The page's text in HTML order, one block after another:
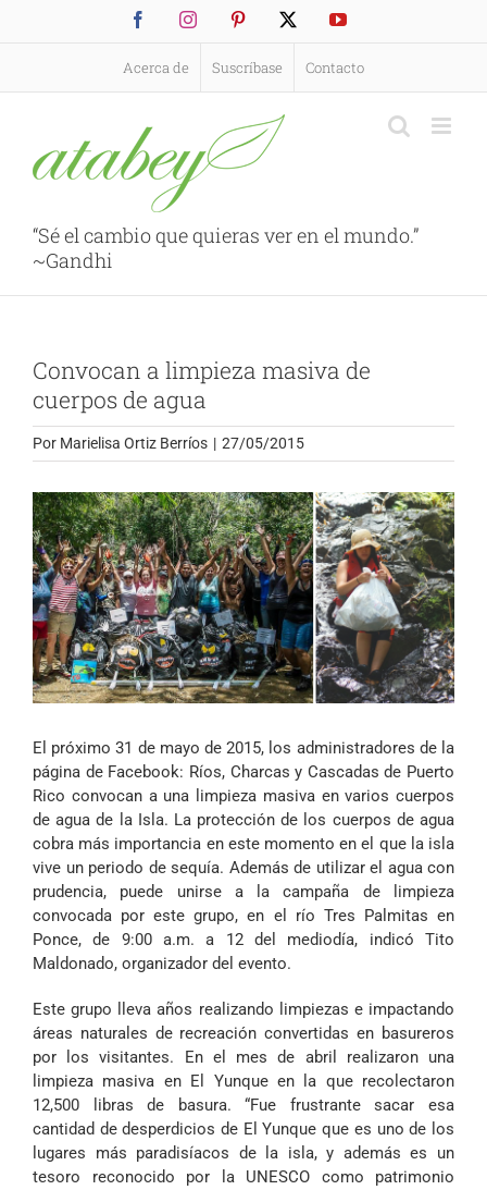
FacebookInstagramPinterest YouTube
Acerca de Suscríbase Contacto
“Sé el cambio que quieras ver en el mundo.”
~Gandhi
Convocan a limpieza masiva de
cuerpos de agua
Por Marielisa Ortiz Berríos | 27/05/2015
El próximo 31 de mayo de 2015, los administradores de la
página de Facebook: Ríos, Charcas y Cascadas de Puerto
Rico convocan a una limpieza masiva en varios cuerpos
de agua de la Isla. La protección de los cuerpos de agua
cobra más importancia en este momento en el que la isla
vive un periodo de sequía. Además de utilizar el agua con
prudencia, puede unirse a la campaña de limpieza
convocada por este grupo, en el río Tres Palmitas en
Ponce, de 9:00 a.m. a 12 del mediodía, indicó Tito
Maldonado, organizador del evento.
Este grupo lleva años realizando limpiezas e impactando
áreas naturales de recreación convertidas en basureros
por los visitantes. En el mes de abril realizaron una
limpieza masiva en El Yunque en la que recolectaron
12,500 libras de basura. “Fue frustrante sacar esa
cantidad de desperdicios de El Yunque que es uno de los
lugares más paradisíacos de la isla, y además es un
tesoro reconocido por la UNESCO como patrimonio